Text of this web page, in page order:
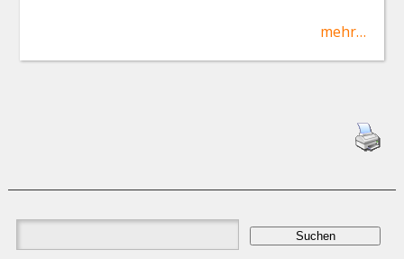
mehr…
Suchen
nach: